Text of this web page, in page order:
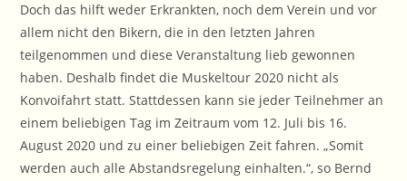
Doch das hilft weder Erkrankten, noch dem Verein und vor
allem nicht den Bikern, die in den letzten Jahren
teilgenommen und diese Veranstaltung lieb gewonnen
haben. Deshalb findet die Muskeltour 2020 nicht als
Konvoifahrt statt. Stattdessen kann sie jeder Teilnehmer an
einem beliebigen Tag im Zeitraum vom 12. Juli bis 16.
August 2020 und zu einer beliebigen Zeit fahren. „Somit
werden auch alle Abstandsregelung einhalten.“, so Bernd